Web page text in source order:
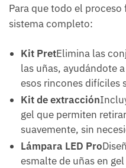
Para que todo el
sistema completo:
Kit PretElimina las
las uñas, ayudándote
esos rincones difíciles
Kit de extracción
gel que permiten
suavemente, sin
Lámpara LED Pro
esmalte de uñas en